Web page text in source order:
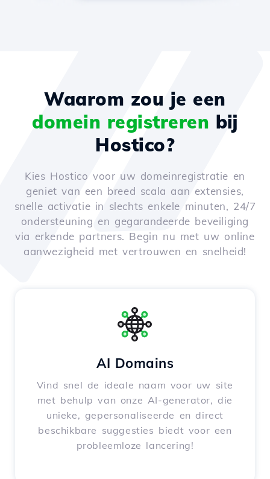
Waarom zou je een
domein registreren bij
Hostico?
Kies Hostico voor uw domeinregistratie en
geniet van een breed scala aan extensies,
snelle activatie in slechts enkele minuten, 24/7
ondersteuning en gegarandeerde beveiliging
via erkende partners. Begin nu met uw online
aanwezigheid met vertrouwen en snelheid!
AI Domains
Vind snel de ideale naam voor uw site
met behulp van onze AI-generator, die
unieke, gepersonaliseerde en direct
beschikbare suggesties biedt voor een
probleemloze lancering!